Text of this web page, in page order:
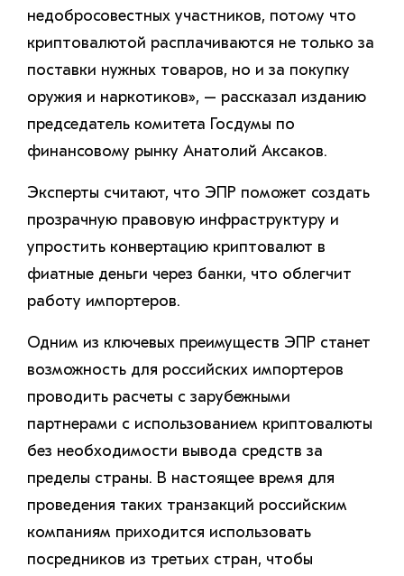
недобросовестных участников, потому что
криптовалютой расплачиваются не только за
поставки нужных товаров, но и за покупку
оружия и наркотиков», – рассказал изданию
председатель комитета Госдумы по
финансовому рынку Анатолий Аксаков.
Эксперты считают, что ЭПР поможет создать
прозрачную правовую инфраструктуру и
упростить конвертацию криптовалют в
фиатные деньги через банки, что облегчит
работу импортеров.
Одним из ключевых преимуществ ЭПР станет
возможность для российских импортеров
проводить расчеты с зарубежными
партнерами с использованием криптовалюты
без необходимости вывода средств за
пределы страны. В настоящее время для
проведения таких транзакций российским
компаниям приходится использовать
посредников из третьих стран, чтобы